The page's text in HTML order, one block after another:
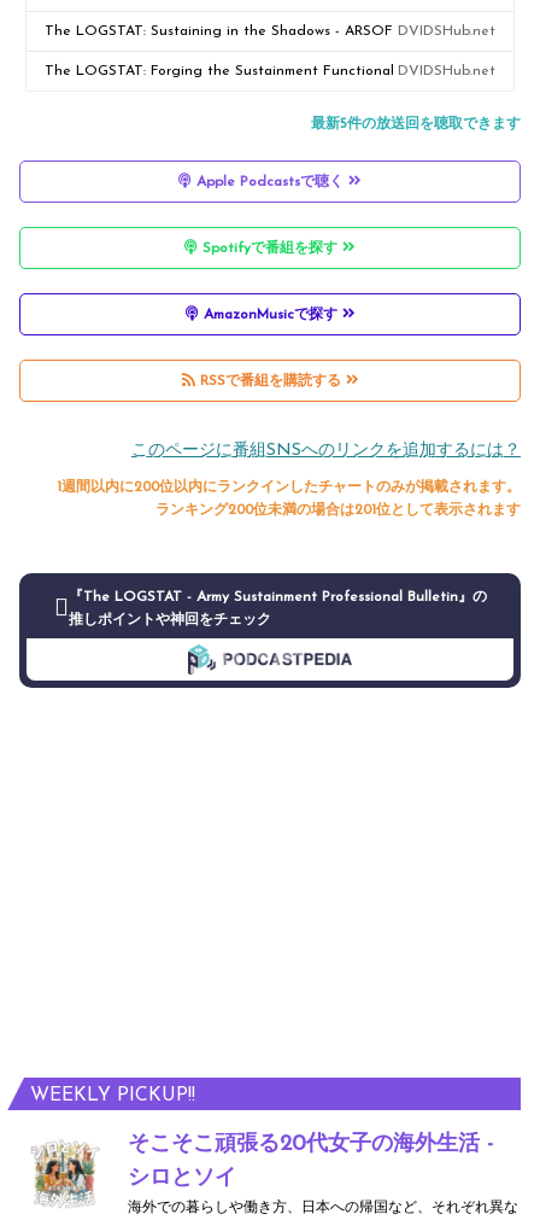
WEEKLY PICKUP!!
そこそこ頑張る20代女子の海外生活 -
シロとソイ
海外での暮らしや働き方、日本への帰国など、それぞれ異な
The LOGSTAT: Sustaining in the Shadows - ARSOF
Support
DVIDSHub.net
The LOGSTAT: Forging the Sustainment Functional DVIDSHub.net
最新5件の放送回を聴取できます
Apple Podcastsで聴く
Spotifyで番組を探す
AmazonMusicで探す
RSSで番組を購読する
このページに番組SNSへのリンクを追加するには？
1週間以内に200位以内にランクインしたチャートのみが掲載されます。
ランキング200位未満の場合は201位として表示されます
『The LOGSTAT - Army Sustainment Professional Bulletin』の
推しポイントや神回をチェック